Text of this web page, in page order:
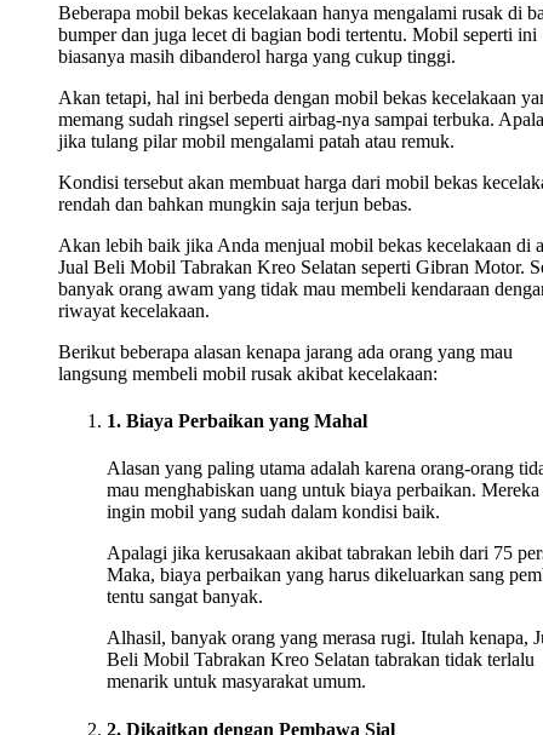
Beberapa mobil bekas kecelakaan hanya mengalami rusak di
bumper dan juga lecet di bagian bodi tertentu. Mobil seperti ini
biasanya masih dibanderol harga yang cukup tinggi.
Akan tetapi, hal ini berbeda dengan mobil bekas kecelakaan
memang sudah ringsel seperti airbag-nya sampai terbuka.
jika tulang pilar mobil mengalami patah atau remuk.
Kondisi tersebut akan membuat harga dari mobil bekas
rendah dan bahkan mungkin saja terjun bebas.
Akan lebih baik jika Anda menjual mobil bekas kecelakaan di
Jual Beli Mobil Tabrakan Kreo Selatan seperti Gibran Motor.
banyak orang awam yang tidak mau membeli kendaraan
riwayat kecelakaan.
Berikut beberapa alasan kenapa jarang ada orang yang mau
langsung membeli mobil rusak akibat kecelakaan:
1. Biaya Perbaikan yang Mahal
Alasan yang paling utama adalah karena orang-orang
mau menghabiskan uang untuk biaya perbaikan. Mereka
ingin mobil yang sudah dalam kondisi baik.
Apalagi jika kerusakaan akibat tabrakan lebih dari 75
Maka, biaya perbaikan yang harus dikeluarkan sang
tentu sangat banyak.
Alhasil, banyak orang yang merasa rugi. Itulah kenapa,
Beli Mobil Tabrakan Kreo Selatan tabrakan tidak terlalu
menarik untuk masyarakat umum.
2. Dikaitkan dengan Pembawa Sial